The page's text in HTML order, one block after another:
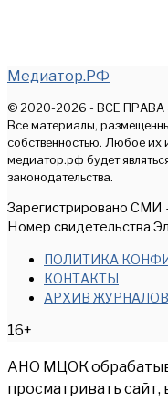
Медиатор.РФ
© 2020-2026 - ВСЕ
Все материалы,
собственностью. Любое их
медиатор.рф будет
законодательства.
Зарегистрировано
Номер свидетельства
ПОЛИТИКА
КОНТАКТЫ
АРХИВ ЖУРНАЛОВ
16+
АНО МЦОК
просматривать сайт,